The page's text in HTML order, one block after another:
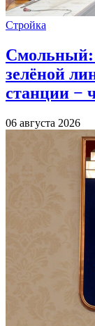
Стройка
Смольный:
зелёной
станции −
06 августа 2026